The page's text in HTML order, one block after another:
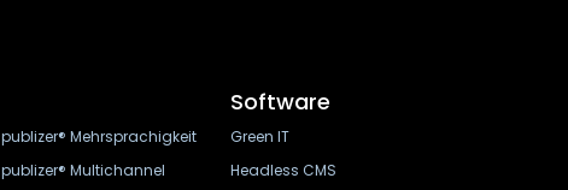
publizer® Mehrsprachigkeit
publizer® Multichannel
Software
Green IT
Headless CMS